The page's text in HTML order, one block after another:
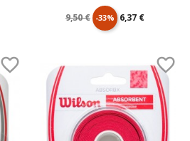
Prix
9,50 € -33% Prix
6,37 €
 